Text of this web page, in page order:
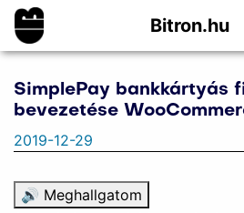
Bitron.hu
SimplePay bankkártyás
bevezetése
2019-12-29
🔊 Meghallgatom